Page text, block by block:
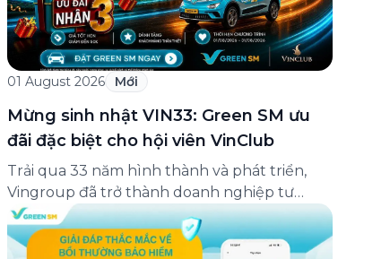
01 August 2026 Mới
Mừng sinh nhật VIN33: Green SM ưu
đãi đặc biệt cho hội viên VinClub
Trải qua 33 năm hình thành và phát triển,
Vingroup đã trở thành doanh nghiệp tư
nhân đa ngành lớn nhất Việt Nam, lọt Top 30
doanh nghiệp lớn nhất Đông Nam Á theo